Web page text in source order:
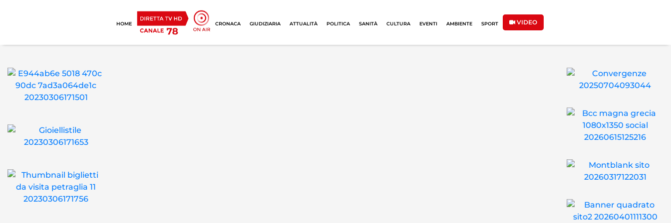
HOME CRONACA GIUDIZIARIA ATTUALITÀ POLITICA SANITÀ CULTURA EVENTI AMBIENTE SPORT VIDEO